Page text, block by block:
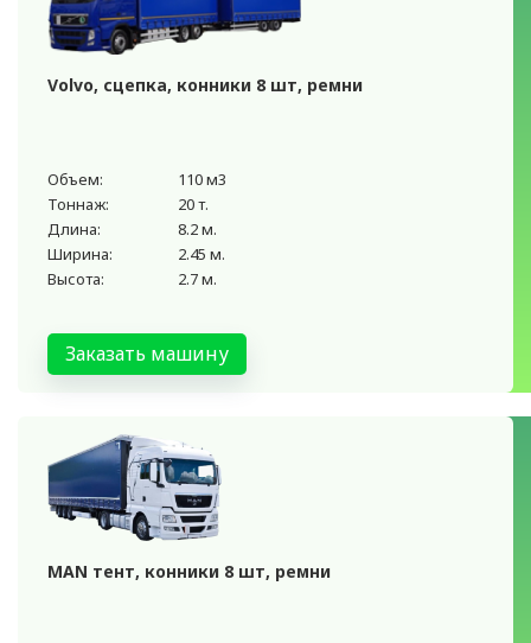
Volvo, сцепка, конники 8 шт, ремни
Объем:
110 м3
Тоннаж:
20 т.
Длина:
8.2 м.
Ширина:
2.45 м.
Высота:
2.7 м.
Заказать машину
MAN тент, конники 8 шт, ремни